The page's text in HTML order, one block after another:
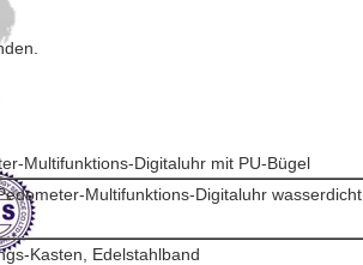
Multifunktions-Digitaluhr mit PU-Bügel
Multifunktions-Digitaluhr wasserdicht
Kasten, Edelstahlband